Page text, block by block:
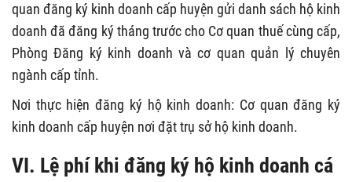
quan đăng ký kinh doanh cấp huyện gửi danh sách hộ kinh
doanh đã đăng ký tháng trước cho Cơ quan thuế cùng cấp,
Phòng Đăng ký kinh doanh và cơ quan quản lý chuyên
ngành cấp tỉnh.
Nơi thực hiện đăng ký hộ kinh doanh: Cơ quan đăng ký
kinh doanh cấp huyện nơi đặt trụ sở hộ kinh doanh.
VI. Lệ phí khi đăng ký hộ kinh doanh cá